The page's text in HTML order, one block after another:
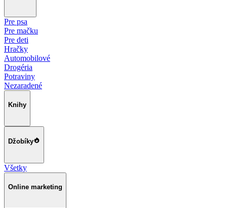
Pre psa
Pre mačku
Pre deti
Hračky
Automobilové
Drogéria
Potraviny
Nezaradené
Knihy
Džobíky
Všetky
Online marketing